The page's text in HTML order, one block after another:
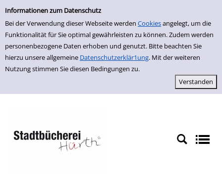
Einfache Suche
Informationen zum Datenschutz
Bei der Verwendung dieser Webseite werden Cookiesangelegt, um die
Funktionalität für Sie optimal gewährleisten zu können. Zudem werden
personenbezogene Daten erhoben und genutzt. Bitte beachten Sie
hierzu unsere allgemeine Datenschutzerklär1ung. Mit der weiteren
Nutzung stimmen Sie diesen Bedingungen zu.
zur Navigation springen
zum Inhalt springen
Zur Detailanzeige springen